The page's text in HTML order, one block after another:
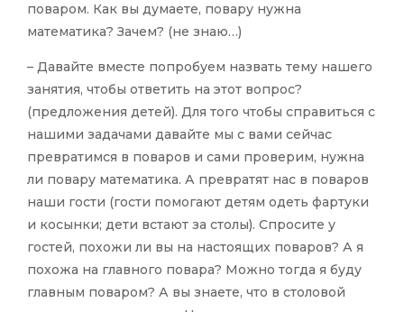
поваром. Как вы думаете, повару нужна
математика? Зачем? (не знаю…)
– Давайте вместе попробуем назвать тему нашего
занятия, чтобы ответить на этот вопрос?
(предложения детей). Для того чтобы справиться с
нашими задачами давайте мы с вами сейчас
превратимся в поваров и сами проверим, нужна
ли повару математика. А превратят нас в поваров
наши гости (гости помогают детям одеть фартуки
и косынки; дети встают за столы). Спросите у
гостей, похожи ли вы на настоящих поваров? А я
похожа на главного повара? Можно тогда я буду
главным поваром? А вы знаете, что в столовой